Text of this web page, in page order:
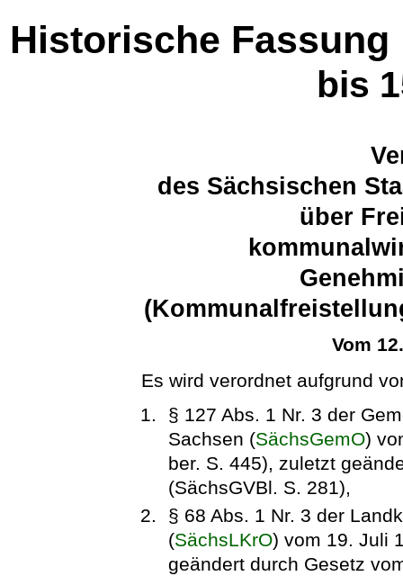
Historische Fassung
bis
des Sächsischen
über
Vom
Es wird verordnet aufgrund
§ 127 Abs. 1 Nr. 3 der
Sachsen (SächsGemO)
ber. S. 445), zuletzt
(SächsGVBl. S. 281),
§ 68 Abs. 1 Nr. 3 der
(SächsLKrO) vom 19. Juli
geändert durch Gesetz